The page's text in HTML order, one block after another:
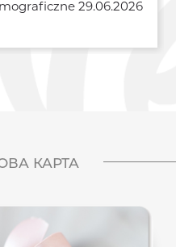
29.06.2026
КАРТА